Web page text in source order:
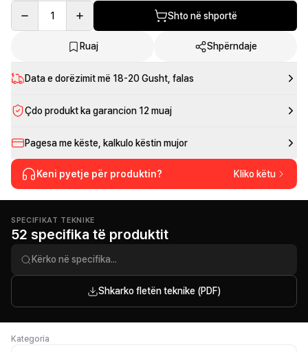
1 Shto në shportë
Ruaj Shpërndaje
Data e dorëzimit më 18-20 Gusht , falas
Çdo produkt ka garancion 12 muaj
Pagesa me këste, kalkulo këstin mujor
Keni pyetje për produktin? Kliko këtu
SPECIFIKAT TEKNIKE
52 specifika të produktit
Shkarko fletën teknike (PDF)
Kategoria